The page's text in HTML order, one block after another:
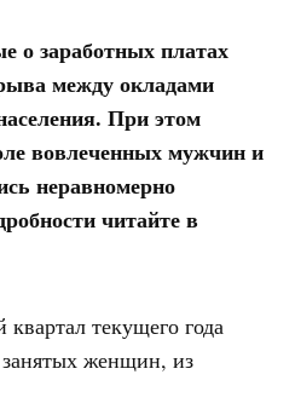
о заработных платах
между окладами
При этом
вовлеченных мужчин и
неравномерно
читайте в
текущего года
женщин, из